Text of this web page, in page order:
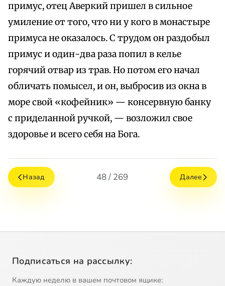
примус, отец Аверкий пришел в сильное
умиление от того, что ни у кого в монастыре
примуса не оказалось. С трудом он раздобыл
примус и один-два раза попил в келье
горячий отвар из трав. Но потом его начал
обличать помысел, и он, выбросив из окна в
море свой «кофейник» — консервную банку
с приделанной ручкой, — возложил свое
здоровье и всего себя на Бога.
Назад 48 / 269 Далее
Подписаться на рассылку:
Каждую неделю в вашем почтовом ящике: